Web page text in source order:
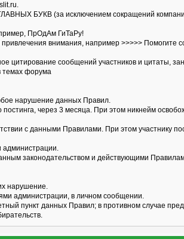
БУКВ (за исключением сокращений
ПрОдАм ГиТаРу!
внимания, например >>>>> Помогите
цитирование сообщений участников и цитаты,
темах форума
нарушение данных Правил.
через 3 месяца. При этом никнейм
с данными Правилами. При этом участнику
администрации.
законодательством и действующими
нарушение.
администрации, в личном сообщении.
пункт данных Правил; в противном случае